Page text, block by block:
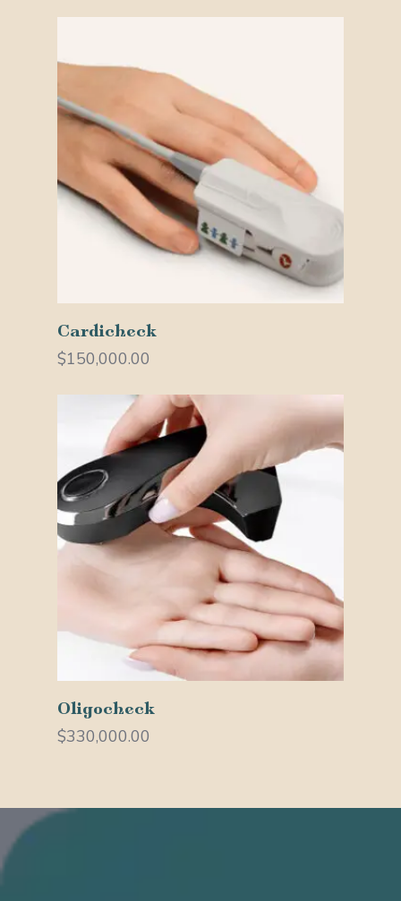
Cardicheck
$150,000.00
Oligocheck
$330,000.00